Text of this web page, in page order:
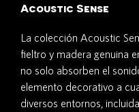
Acoustic Sense
La colección Acoustic
fieltro y madera genuina
no solo absorben el
elemento decorativo a
diversos entornos,